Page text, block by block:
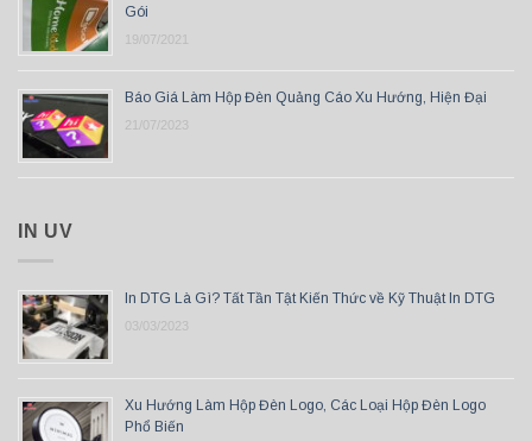
Gói
19/07/2021
Báo Giá Làm Hộp Đèn Quảng Cáo Xu Hướng, Hiện Đại
21/07/2023
IN UV
In DTG Là Gì? Tất Tần Tật Kiến Thức về Kỹ Thuật In DTG
03/03/2023
Xu Hướng Làm Hộp Đèn Logo, Các Loại Hộp Đèn Logo
Phổ Biến